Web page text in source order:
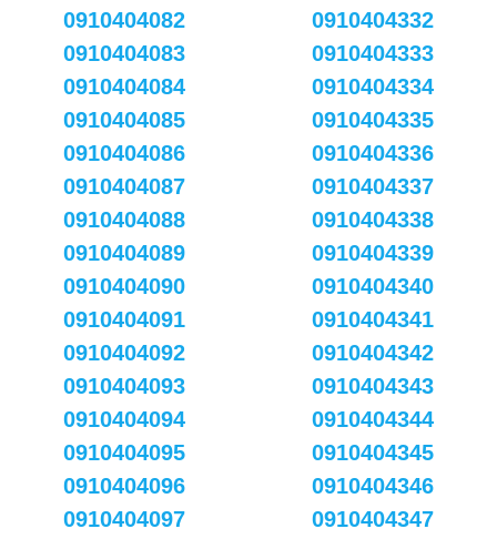
0910404082
0910404083
0910404084
0910404085
0910404086
0910404087
0910404088
0910404089
0910404090
0910404091
0910404092
0910404093
0910404094
0910404095
0910404096
0910404097
0910404332
0910404333
0910404334
0910404335
0910404336
0910404337
0910404338
0910404339
0910404340
0910404341
0910404342
0910404343
0910404344
0910404345
0910404346
0910404347